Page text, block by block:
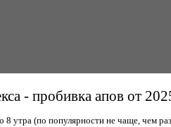
- пробивка апов от
утра (по популярности не чаще, чем